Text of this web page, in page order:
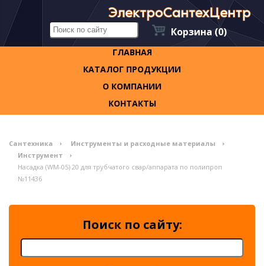
Корзина (0)
ГЛАВНАЯ
КАТАЛОГ ПРОДУКЦИИ
О КОМПАНИИ
КОНТАКТЫ
Сантехника
Инструменты и расходные материалы
Инструмент
Насадка (WM-05) 20 для трубчатого свар/аппарата по полипроп
№11436
Поиск по сайту: